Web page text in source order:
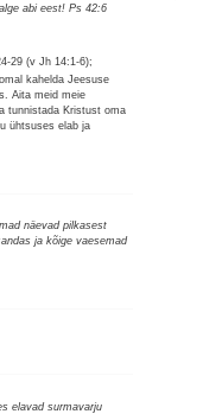
abi eest! Ps 42:6
29 (v Jh 14:1-6);
kahelda Jeesuse
Aita meid meie
tunnistada Kristust oma
ühtsuses elab ja
näevad pilkasest
ja kõige vaesemad
elavad surmavarju